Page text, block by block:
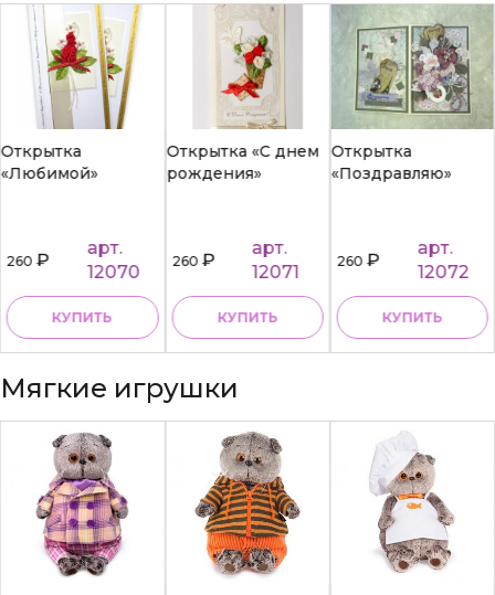
Открытка
«Любимой»
260₽
арт.
12070
КУПИТЬ
Открытка «С днем
рождения»
260₽
арт.
12071
КУПИТЬ
Открытка
«Поздравляю»
260₽
арт.
12072
КУПИТЬ
Мягкие игрушки